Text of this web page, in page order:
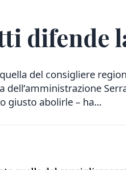
difende
del consigliere
dell’amministrazione
giusto abolirle – ha...